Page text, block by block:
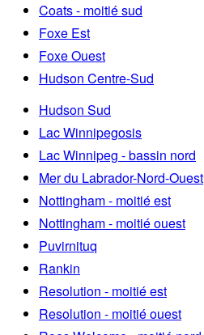
Coats - moitié sud
Foxe Est
Foxe Ouest
Hudson Centre-Sud
Hudson Sud
Lac Winnipegosis
Lac Winnipeg - bassin nord
Mer du Labrador-Nord-Ouest
Nottingham - moitié est
Nottingham - moitié ouest
Puvirnituq
Rankin
Resolution - moitié est
Resolution - moitié ouest